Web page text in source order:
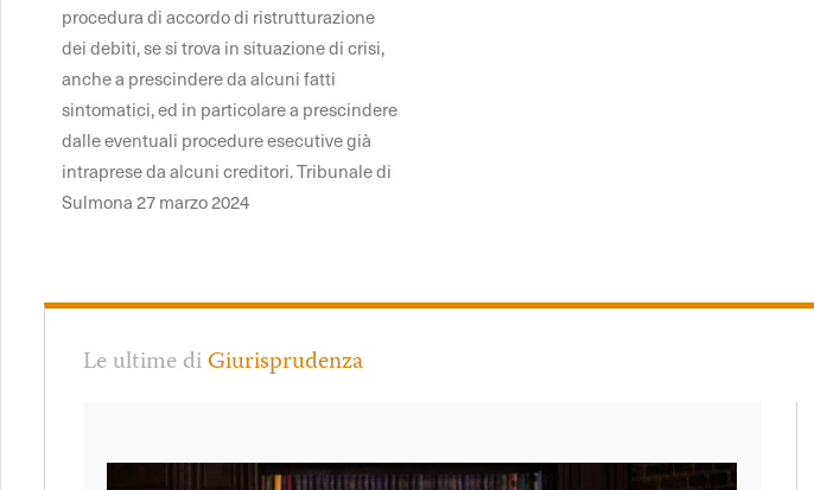
procedura di accordo di ristrutturazione
dei debiti, se si trova in situazione di crisi,
anche a prescindere da alcuni fatti
sintomatici, ed in particolare a prescindere
dalle eventuali procedure esecutive già
intraprese da alcuni creditori. Tribunale di
Sulmona 27 marzo 2024
Le ultime diGiurisprudenza